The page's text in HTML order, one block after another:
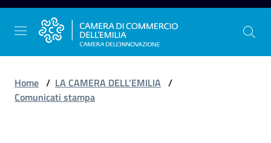
Vai al contenuto
Vai alla navigazione
Vai al footer
Home / LA CAMERA DELL'EMILIA /
Comunicati stampa